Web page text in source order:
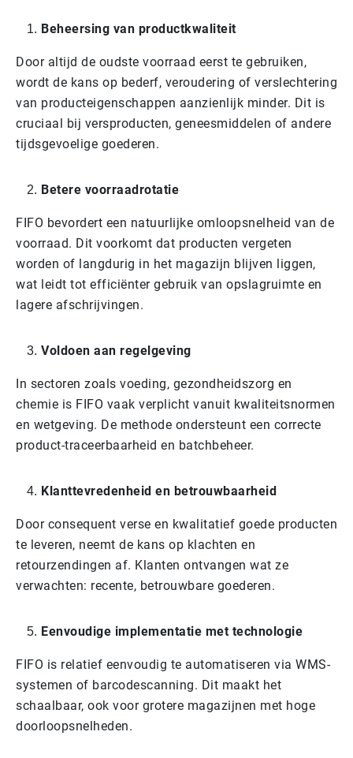
Beheersing van productkwaliteit
Door altijd de oudste voorraad eerst te gebruiken,
wordt de kans op bederf, veroudering of verslechtering
van producteigenschappen aanzienlijk minder. Dit is
cruciaal bij versproducten, geneesmiddelen of andere
tijdsgevoelige goederen.
Betere voorraadrotatie
FIFO bevordert een natuurlijke omloopsnelheid van de
voorraad. Dit voorkomt dat producten vergeten
worden of langdurig in het magazijn blijven liggen,
wat leidt tot efficiënter gebruik van opslagruimte en
lagere afschrijvingen.
Voldoen aan regelgeving
In sectoren zoals voeding, gezondheidszorg en
chemie is FIFO vaak verplicht vanuit kwaliteitsnormen
en wetgeving. De methode ondersteunt een correcte
product-traceerbaarheid en batchbeheer.
Klanttevredenheid en betrouwbaarheid
Door consequent verse en kwalitatief goede producten
te leveren, neemt de kans op klachten en
retourzendingen af. Klanten ontvangen wat ze
verwachten: recente, betrouwbare goederen.
Eenvoudige implementatie met technologie
FIFO is relatief eenvoudig te automatiseren via WMS-
systemen of barcodescanning. Dit maakt het
schaalbaar, ook voor grotere magazijnen met hoge
doorloopsnelheden.